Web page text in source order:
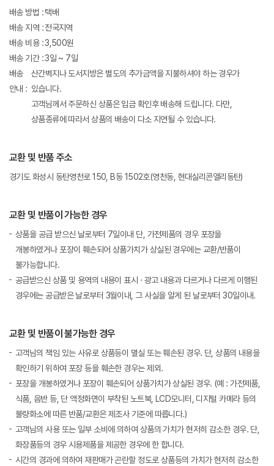
배송 방법 :택배
배송 지역 :전국지역
배송 비용 :3,500원
배송 기간 :3일 ~ 7일
배송
안내 :
산간벽지나 도서지방은 별도의 추가금액을 지불하셔야 하는 경우가
있습니다.
고객님께서 주문하신 상품은 입금 확인후 배송해 드립니다. 다만,
상품종류에 따라서 상품의 배송이 다소 지연될 수 있습니다.
교환 및 반품 주소
경기도 화성시 동탄영천로 150, B동 1502호(영천동, 현대실리콘앨리동탄)
교환 및 반품이 가능한 경우
상품을 공급 받으신 날로부터 7일이내 단, 가전제품의 경우 포장을
개봉하였거나 포장이 훼손되어 상품가치가 상실된 경우에는 교환/반품이
불가능합니다.
공급받으신 상품 및 용역의 내용이 표시 · 광고 내용과 다르거나 다르게 이행된
경우에는 공급받은 날로부터 3월이내, 그 사실을 알게 된 날로부터 30일이내.
교환 및 반품이 불가능한 경우
고객님의 책임 있는 사유로 상품등이 멸실 또는 훼손된 경우. 단, 상품의 내용을
확인하기 위하여 포장 등을 훼손한 경우는 제외.
포장을 개봉하였거나 포장이 훼손되어 상품가치가 상실된 경우. (예 : 가전제품,
식품, 음반 등, 단 액정화면이 부착된 노트북, LCD모니터, 디지털 카메라 등의
불량화소에 따른 반품/교환은 제조사 기준에 따릅니다.)
고객님의 사용 또는 일부 소비에 의하여 상품의 가치가 현저히 감소한 경우. 단,
화장품등의 경우 시용제품을 제공한 경우에 한 합니다.
시간의 경과에 의하여 재판매가 곤란할 정도로 상품등의 가치가 현저히 감소한